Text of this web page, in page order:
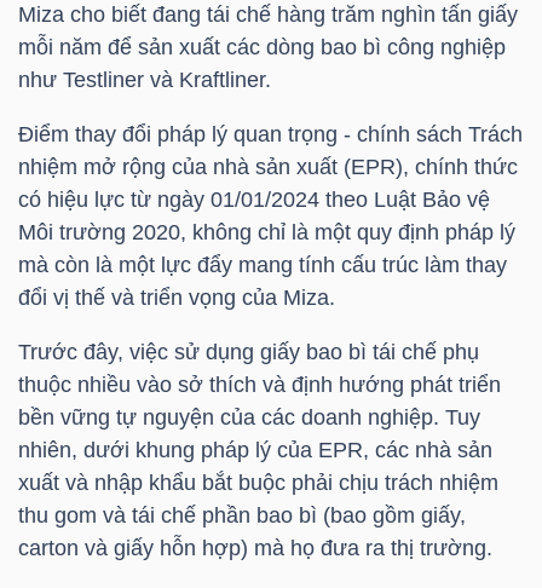
Miza cho biết đang tái chế hàng trăm nghìn tấn giấy
mỗi năm để sản xuất các dòng bao bì công nghiệp
như Testliner và Kraftliner.
Điểm thay đổi pháp lý quan trọng - chính sách Trách
nhiệm mở rộng của nhà sản xuất (EPR), chính thức
có hiệu lực từ ngày 01/01/2024 theo Luật Bảo vệ
Môi trường 2020, không chỉ là một quy định pháp lý
mà còn là một lực đẩy mang tính cấu trúc làm thay
đổi vị thế và triển vọng của Miza.
Trước đây, việc sử dụng giấy bao bì tái chế phụ
thuộc nhiều vào sở thích và định hướng phát triển
bền vững tự nguyện của các doanh nghiệp. Tuy
nhiên, dưới khung pháp lý của EPR, các nhà sản
xuất và nhập khẩu bắt buộc phải chịu trách nhiệm
thu gom và tái chế phần bao bì (bao gồm giấy,
carton và giấy hỗn hợp) mà họ đưa ra thị trường.
SINH
TRÁI
CÔNG
CỤ
ĐẦU
TƯ